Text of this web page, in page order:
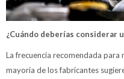
¿Cuándo deberías considerar
La frecuencia recomendada para
mayoría de los fabricantes